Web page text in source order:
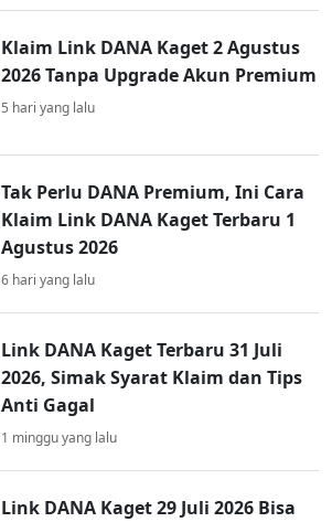
Klaim Link DANA Kaget 2 Agustus
2026 Tanpa Upgrade Akun Premium
5 hari yang lalu
Tak Perlu DANA Premium, Ini Cara
Klaim Link DANA Kaget Terbaru 1
Agustus 2026
6 hari yang lalu
Link DANA Kaget Terbaru 31 Juli
2026, Simak Syarat Klaim dan Tips
Anti Gagal
1 minggu yang lalu
Link DANA Kaget 29 Juli 2026 Bisa